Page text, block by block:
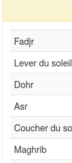
Fadjr
Lever du soleil
Dohr
Asr
Coucher du
Maghrib